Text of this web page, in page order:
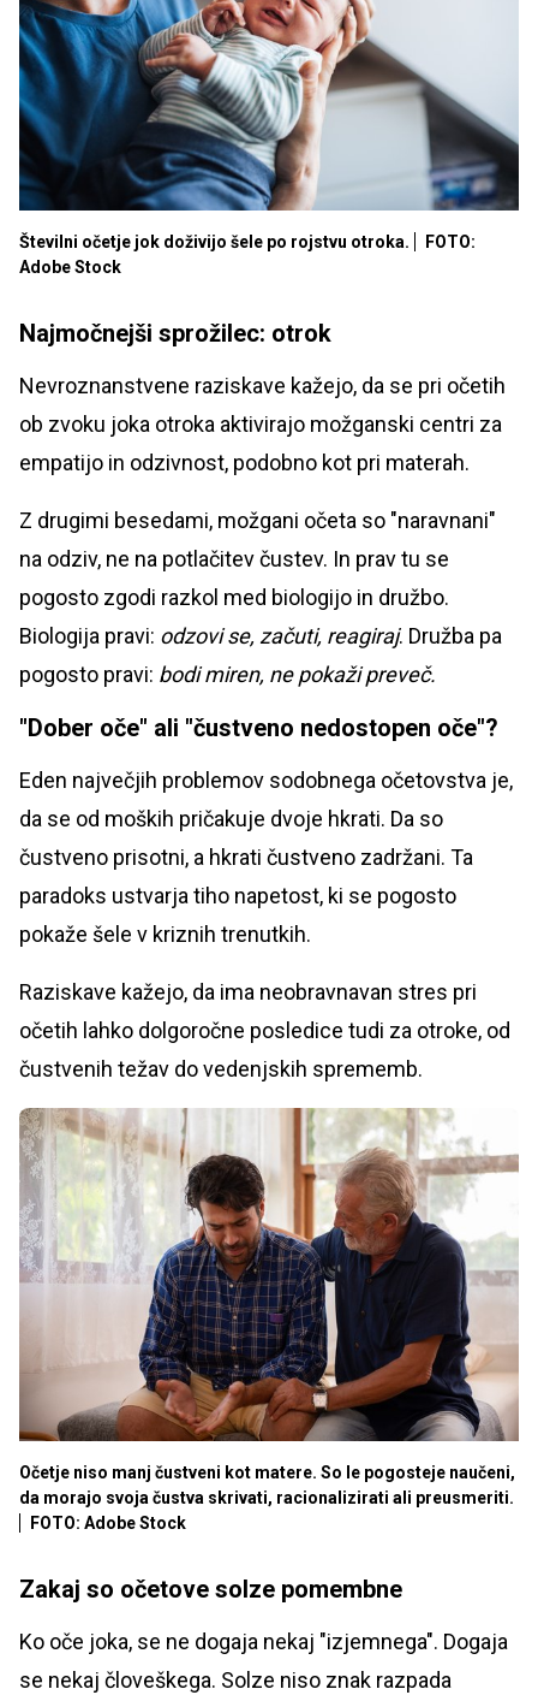
Številni očetje jok doživijo šele po rojstvu otroka.
FOTO:
Adobe Stock
Najmočnejši sprožilec: otrok
Nevroznanstvene raziskave kažejo, da se pri očetih
ob zvoku joka otroka aktivirajo možganski centri za
empatijo in odzivnost, podobno kot pri materah.
Z drugimi besedami, možgani očeta so "naravnani"
na odziv, ne na potlačitev čustev. In prav tu se
pogosto zgodi razkol med biologijo in družbo.
Biologija pravi: odzovi se, začuti, reagiraj. Družba pa
pogosto pravi: bodi miren, ne pokaži preveč.
"Dober oče" ali "čustveno nedostopen oče"?
Eden največjih problemov sodobnega očetovstva je,
da se od moških pričakuje dvoje hkrati. Da so
čustveno prisotni, a hkrati čustveno zadržani. Ta
paradoks ustvarja tiho napetost, ki se pogosto
pokaže šele v kriznih trenutkih.
Raziskave kažejo, da ima neobravnavan stres pri
očetih lahko dolgoročne posledice tudi za otroke, od
čustvenih težav do vedenjskih sprememb.
Očetje niso manj čustveni kot matere. So le pogosteje naučeni,
da morajo svoja čustva skrivati, racionalizirati ali preusmeriti.
FOTO: Adobe Stock
Zakaj so očetove solze pomembne
Ko oče joka, se ne dogaja nekaj "izjemnega". Dogaja
se nekaj človeškega. Solze niso znak razpada